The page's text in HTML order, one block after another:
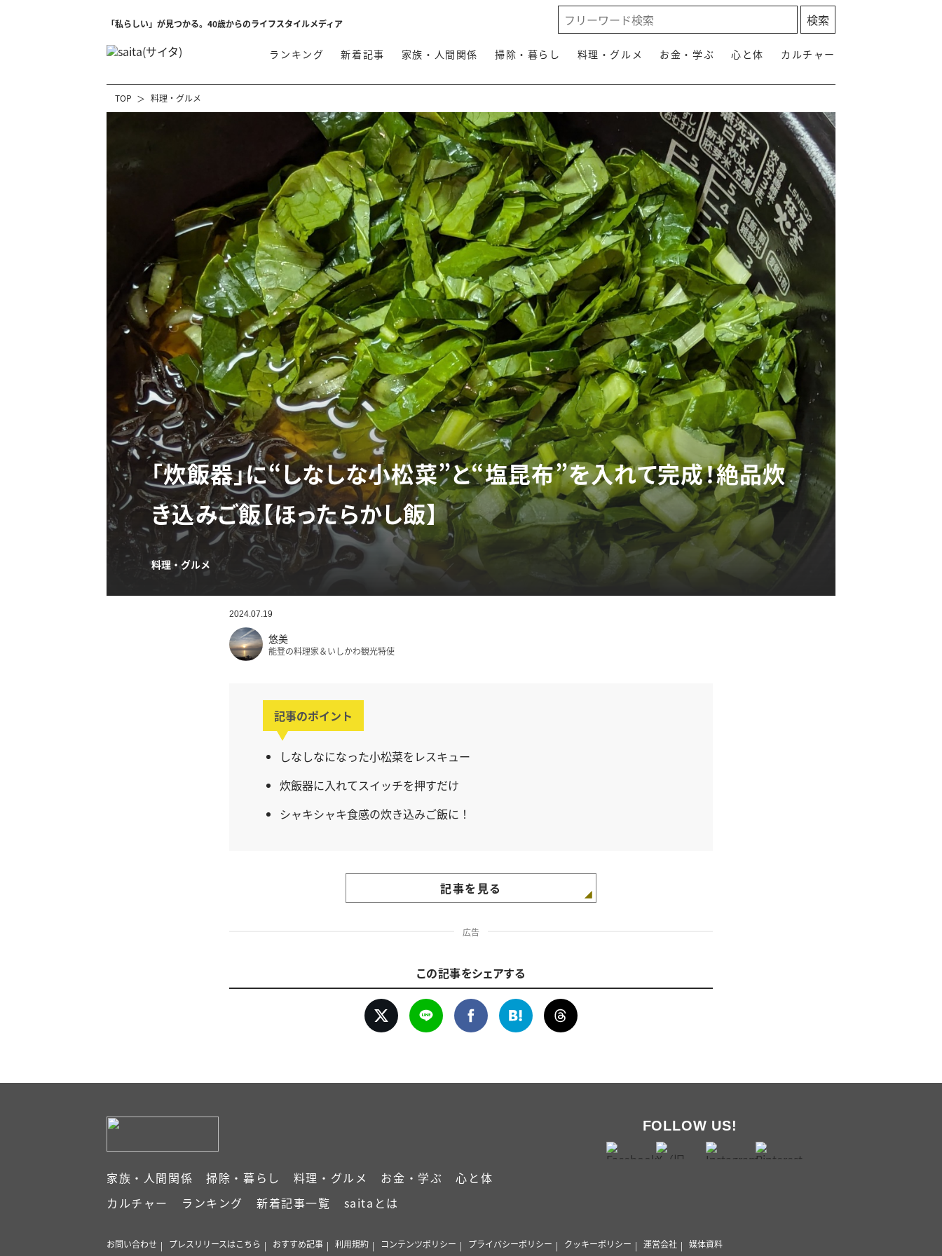
「私らしい」が見つかる。40歳からのライフスタイルメディア
ランキング 新着記事 家族・人間関係 掃除・暮らし 料理・グルメ お金・学ぶ 心と体 カルチャー
TOP 料理・グルメ
「炊飯器」に“しなしな小松菜”と“塩昆布”を入れて完成！絶品炊
き込みご飯【ほったらかし飯】
料理・グルメ
2024.07.19
悠美
能登の料理家＆いしかわ観光特使
記事のポイント
しなしなになった小松菜をレスキュー
炊飯器に入れてスイッチを押すだけ
シャキシャキ食感の炊き込みご飯に！
記事を見る
広告
この記事をシェアする
家族・人間関係 掃除・暮らし 料理・グルメ お金・学ぶ
心と体
カルチャー
ランキング 新着記事一覧 saitaとは
FOLLOW US!
お問い合わせ プレスリリースはこちら おすすめ記事 利用規約 コンテンツポリシー プライバシーポリシー クッキーポリシー 運営会社 媒体資料